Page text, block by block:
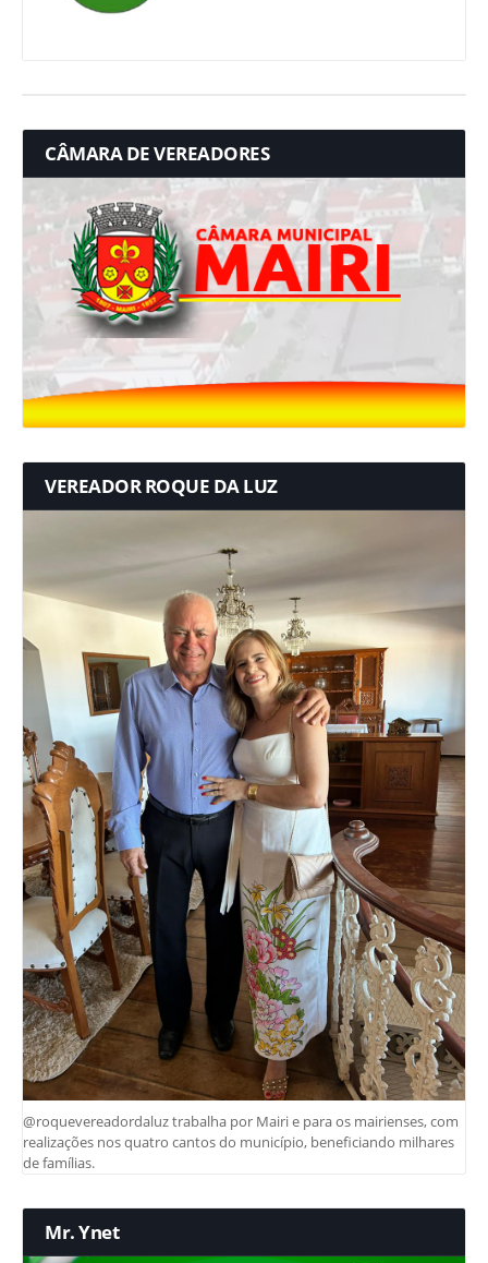
CÂMARA DE VEREADORES
VEREADOR ROQUE DA LUZ
@roquevereadordaluz trabalha por Mairi e para os mairienses, com
realizações nos quatro cantos do município, beneficiando milhares
de famílias.
Mr. Ynet